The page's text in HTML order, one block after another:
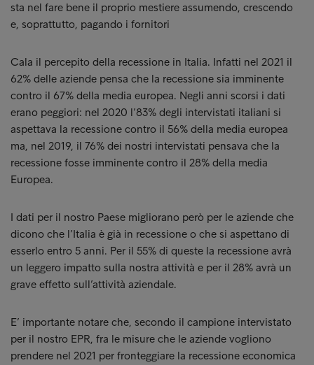
sta nel fare bene il proprio mestiere assumendo, crescendo
e, soprattutto, pagando i fornitori
Cala il percepito della recessione in Italia. Infatti nel 2021 il
62% delle aziende pensa che la recessione sia imminente
contro il 67% della media europea. Negli anni scorsi i dati
erano peggiori: nel 2020 l’83% degli intervistati italiani si
aspettava la recessione contro il 56% della media europea
ma, nel 2019, il 76% dei nostri intervistati pensava che la
recessione fosse imminente contro il 28% della media
Europea.
I dati per il nostro Paese migliorano però per le aziende che
dicono che l’Italia è già in recessione o che si aspettano di
esserlo entro 5 anni. Per il 55% di queste la recessione avrà
un leggero impatto sulla nostra attività e per il 28% avrà un
grave effetto sull’attività aziendale.
E’ importante notare che, secondo il campione intervistato
per il nostro EPR, fra le misure che le aziende vogliono
prendere nel 2021 per fronteggiare la recessione economica